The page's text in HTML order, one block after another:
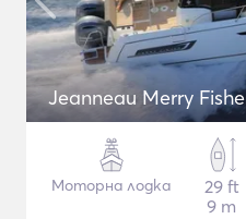
Jeanneau Merry
Моторна лодка
29 ft
9 m